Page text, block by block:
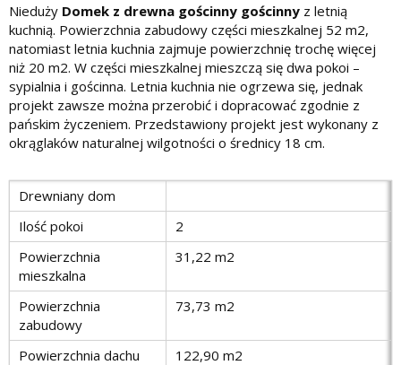
Nieduży Domek z drewna gościnny gościnny z letnią
kuchnią. Powierzchnia zabudowy części mieszkalnej 52 m2,
natomiast letnia kuchnia zajmuje powierzchnię trochę więcej
niż 20 m2. W części mieszkalnej mieszczą się dwa pokoi –
sypialnia i gościnna. Letnia kuchnia nie ogrzewa się, jednak
projekt zawsze można przerobić i dopracować zgodnie z
pańskim życzeniem. Przedstawiony projekt jest wykonany z
okrąglaków naturalnej wilgotności o średnicy 18 cm.
Drewniany dom
Ilość pokoi
2
Powierzchnia
mieszkalna
31,22 m2
Powierzchnia
zabudowy
73,73 m2
Powierzchnia dachu
122,90 m2